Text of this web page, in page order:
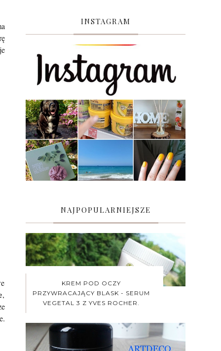
,
INSTAGRAM
NAJPOPULARNIEJSZE
KREM POD OCZY
PRZYWRACAJĄCY BLASK - SERUM
VEGETAL 3 Z YVES ROCHER.